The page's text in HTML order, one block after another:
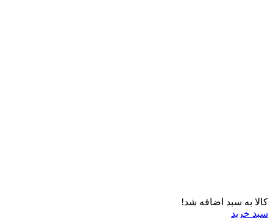
کالا به سبد اضافه شد!
سبد خرید